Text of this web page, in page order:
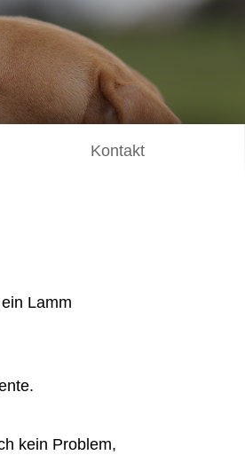
Kontakt
Lamm
kein Problem,